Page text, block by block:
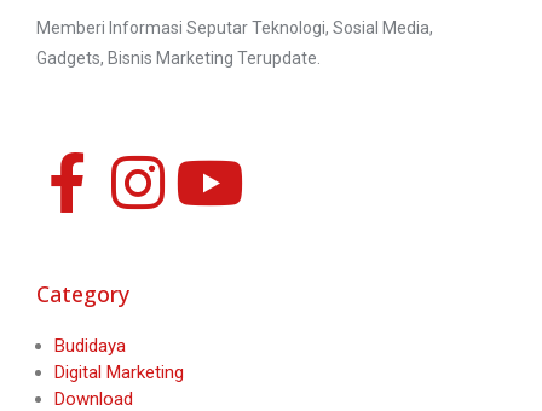
Memberi Informasi Seputar Teknologi, Sosial Media,
Gadgets, Bisnis Marketing Terupdate.
Category
Budidaya
Digital Marketing
Download